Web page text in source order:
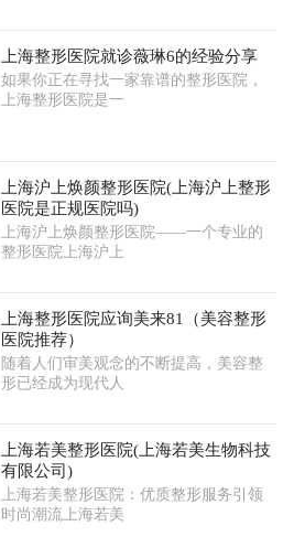
上海整形医院就诊薇琳6的经验分享
如果你正在寻找一家靠谱的整形医院，
上海整形医院是一
上海沪上焕颜整形医院(上海沪上整形
医院是正规医院吗)
上海沪上焕颜整形医院——一个专业的
整形医院上海沪上
上海整形医院应询美来81（美容整形
医院推荐）
随着人们审美观念的不断提高，美容整
形已经成为现代人
上海若美整形医院(上海若美生物科技
有限公司)
上海若美整形医院：优质整形服务引领
时尚潮流上海若美